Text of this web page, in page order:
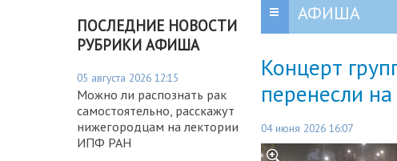
ПОСЛЕДНИЕ НОВОСТИ
РУБРИКИ АФИША
05 августа 2026 12:15
Можно ли распознать рак
самостоятельно, расскажут
нижегородцам на лектории
ИПФ РАН
АФИША
Концерт
перенесли
04 июня 2026 16:07